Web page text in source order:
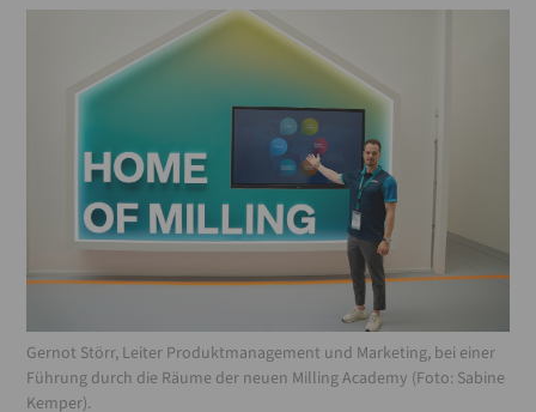
Gernot Störr, Leiter Produktmanagement und Marketing, bei einer
Führung durch die Räume der neuen Milling Academy (Foto: Sabine
Kemper).